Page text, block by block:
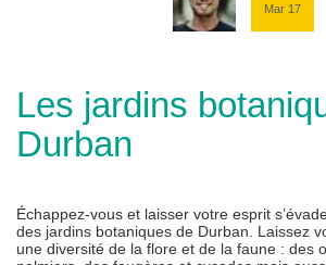
Mar 17
Les jardins
Durban
Échappez-vous et laisser votre esprit
des jardins botaniques de Durban. Laissez
une diversité de la flore et de la faune : des